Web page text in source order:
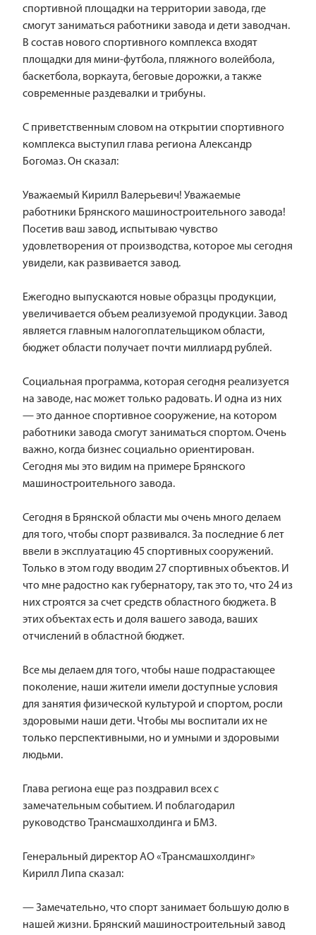
спортивной площадки на территории завода, где
смогут заниматься работники завода и дети заводчан.
В состав нового спортивного комплекса входят
площадки для мини-футбола, пляжного волейбола,
баскетбола, воркаута, беговые дорожки, а также
современные раздевалки и трибуны.
С приветственным словом на открытии спортивного
комплекса выступил глава региона Александр
Богомаз. Он сказал:
Уважаемый Кирилл Валерьевич! Уважаемые
работники Брянского машиностроительного завода!
Посетив ваш завод, испытываю чувство
удовлетворения от производства, которое мы сегодня
увидели, как развивается завод.
Ежегодно выпускаются новые образцы продукции,
увеличивается объем реализуемой продукции. Завод
является главным налогоплательщиком области,
бюджет области получает почти миллиард рублей.
Социальная программа, которая сегодня реализуется
на заводе, нас может только радовать. И одна из них
— это данное спортивное сооружение, на котором
работники завода смогут заниматься спортом. Очень
важно, когда бизнес социально ориентирован.
Сегодня мы это видим на примере Брянского
машиностроительного завода.
Сегодня в Брянской области мы очень много делаем
для того, чтобы спорт развивался. За последние 6 лет
ввели в эксплуатацию 45 спортивных сооружений.
Только в этом году вводим 27 спортивных объектов. И
что мне радостно как губернатору, так это то, что 24 из
них строятся за счет средств областного бюджета. В
этих объектах есть и доля вашего завода, ваших
отчислений в областной бюджет.
Все мы делаем для того, чтобы наше подрастающее
поколение, наши жители имели доступные условия
для занятия физической культурой и спортом, росли
здоровыми наши дети. Чтобы мы воспитали их не
только перспективными, но и умными и здоровыми
людьми.
Глава региона еще раз поздравил всех с
замечательным событием. И поблагодарил
руководство Трансмашхолдинга и БМЗ.
Генеральный директор АО «Трансмашхолдинг»
Кирилл Липа сказал:
— Замечательно, что спорт занимает большую долю в
нашей жизни. Брянский машиностроительный завод